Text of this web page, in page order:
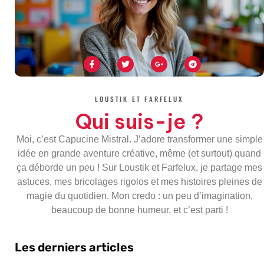
F
a
c
e
o
-
f
T
w
i
t
r
G
o
o
g
-
u
-
g
T
e
l
e
LOUSTIK ET FARFELUX
Qui suis-je ?
Moi, c’est Capucine Mistral. J’adore transformer une simple
idée en grande aventure créative, même (et surtout) quand
ça déborde un peu ! Sur Loustik et Farfelux, je partage mes
astuces, mes bricolages rigolos et mes histoires pleines de
magie du quotidien. Mon credo : un peu d’imagination,
beaucoup de bonne humeur, et c’est parti !
Les derniers articles